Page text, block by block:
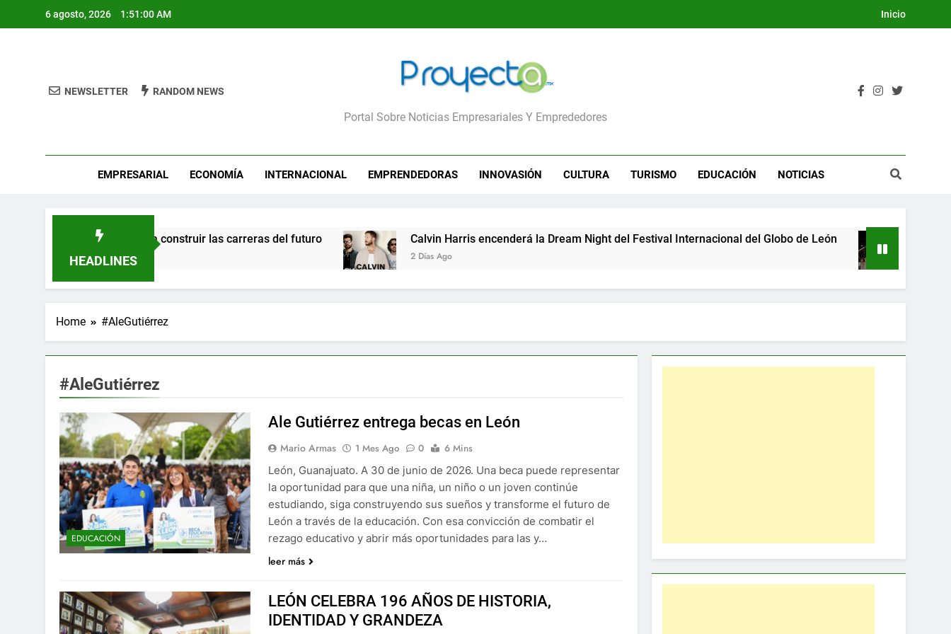
6 agosto, 2026 1:51:00 AM Inicio
ProyectaPortal Sobre Noticias Empresariales Y Emprededores
NEWSLETTER RANDOM NEWS
EMPRESARIAL ECONOMÍA INTERNACIONAL EMPRENDEDORAS INNOVASIÓN CULTURA TURISMO EDUCACIÓN NOTICIAS
HEADLINES
talento mexicano para construir las carreras del futuro Calvin Harris encenderá la Dream Night del Festival Internacional del Globo de León
2 Días Ago 3 Días Ago
Home #AleGutiérrez
#AleGutiérrez
EDUCACIÓN
Ale Gutiérrez entrega becas en León
Mario Armas 1 Mes Ago 0
6 Mins
León, Guanajuato. A 30 de junio de 2026. Una beca puede representar
la oportunidad para que una niña, un niño o un joven continúe
estudiando, siga construyendo sus sueños y transforme el futuro de
León a través de la educación. Con esa convicción de combatir el
rezago educativo y abrir más oportunidades para las y…
leer más
LEÓN CELEBRA 196 AÑOS DE HISTORIA,
IDENTIDAD Y GRANDEZA